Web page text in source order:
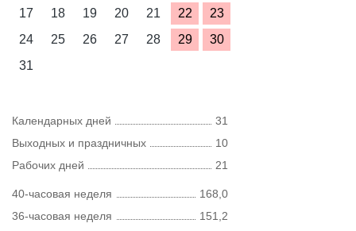
17
18 19 20 21 22
23
24
25 26 27 28 29
30
31
Календарных дней
31
Выходных и праздничных
10
Рабочих дней
21
40-часовая неделя
168,0
36-часовая неделя
151,2